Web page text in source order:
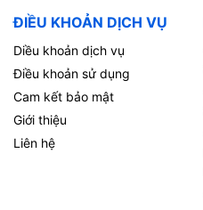
ĐIỀU KHOẢN DỊCH VỤ
Diều khoản dịch vụ
Điều khoản sử dụng
Cam kết bảo mật
Giới thiệu
Liên hệ